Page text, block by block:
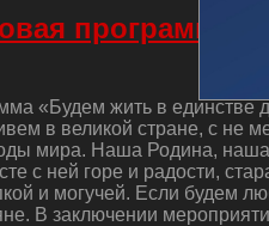
программа
«Будем жить в
в великой стране, с не
мира. Наша Родина,
с ней горе и радости,
и могучей. Если будем
В заключении